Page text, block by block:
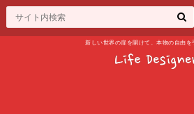
新しい世界の扉を開けて、本物の自由を